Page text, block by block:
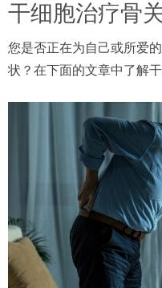
干细胞治疗骨
您是否正在为自己或所爱
状？在下面的文章中了解